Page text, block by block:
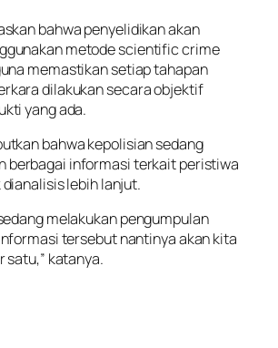
bahwa penyelidikan akan
metode scientific crime
memastikan setiap tahapan
dilakukan secara objektif
yang ada.
bahwa kepolisian sedang
berbagai informasi terkait peristiwa
lebih lanjut.
melakukan pengumpulan
tersebut nantinya akan kita
satu,” katanya.